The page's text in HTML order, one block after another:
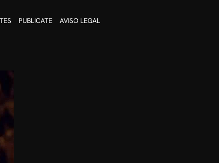
PUBLICATE AVISO LEGAL